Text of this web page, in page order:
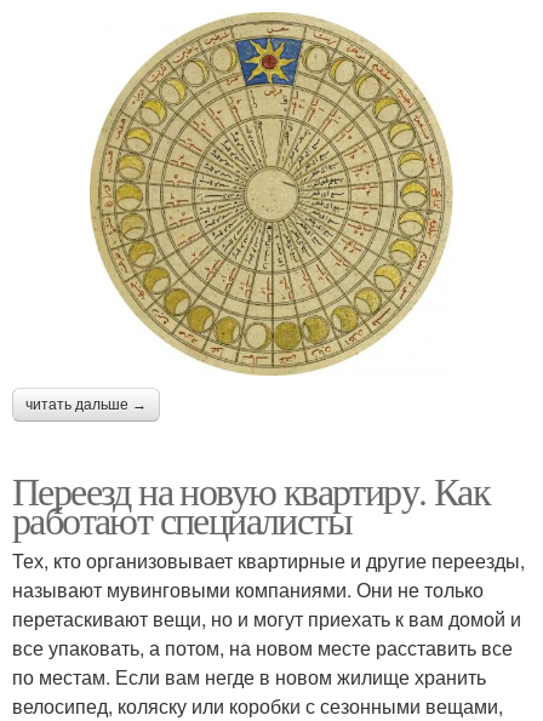
читать дальше →
Переезд на новую квартиру. Как
работают специалисты
Тех, кто организовывает квартирные и другие переезды,
называют мувинговыми компаниями. Они не только
перетаскивают вещи, но и могут приехать к вам домой и
все упаковать, а потом, на новом месте расставить все
по местам. Если вам негде в новом жилище хранить
велосипед, коляску или коробки с сезонными вещами,